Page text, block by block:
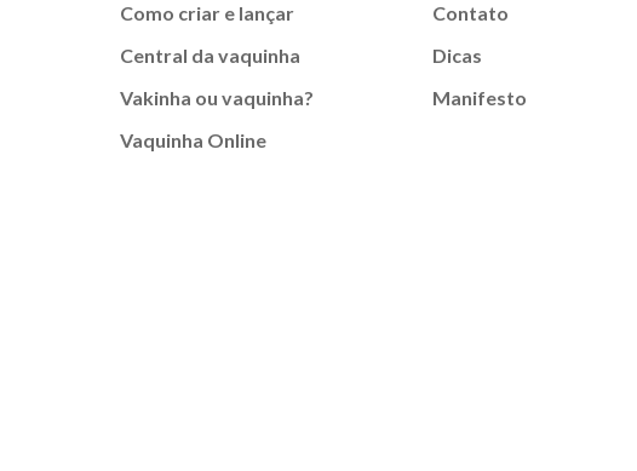
Como criar e lançar
Central da vaquinha
Vakinha ou vaquinha?
Vaquinha Online
Contato
Dicas
Manifesto